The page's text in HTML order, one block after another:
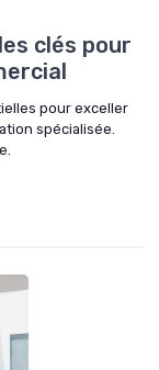
clés pour
pour exceller
spécialisée.